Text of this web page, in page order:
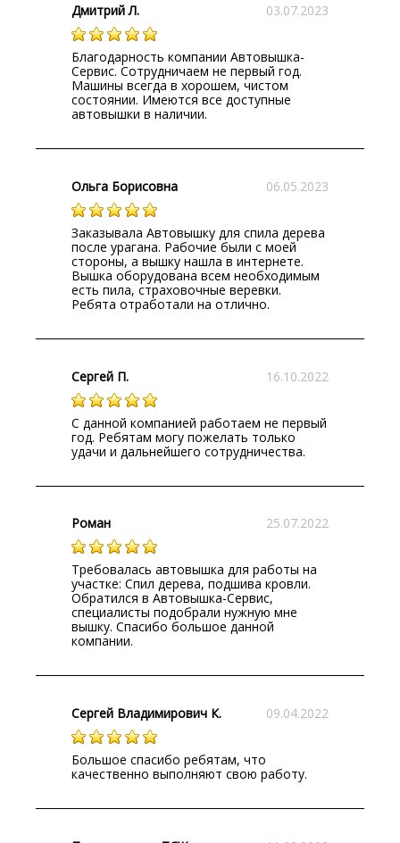
03.07.2023
Дмитрий Л.
Благодарность компании Автовышка-
Сервис. Сотрудничаем не первый год.
Машины всегда в хорошем, чистом
состоянии. Имеются все доступные
автовышки в наличии.
06.05.2023
Ольга Борисовна
Заказывала Автовышку для спила дерева
после урагана. Рабочие были с моей
стороны, а вышку нашла в интернете.
Вышка оборудована всем необходимым
есть пила, страховочные веревки.
Ребята отработали на отлично.
16.10.2022
Сергей П.
С данной компанией работаем не первый
год. Ребятам могу пожелать только
удачи и дальнейшего сотрудничества.
25.07.2022
Роман
Требовалась автовышка для работы на
участке: Спил дерева, подшива кровли.
Обратился в Автовышка-Сервис,
специалисты подобрали нужную мне
вышку. Спасибо большое данной
компании.
09.04.2022
Сергей Владимирович К.
Большое спасибо ребятам, что
качественно выполняют свою работу.